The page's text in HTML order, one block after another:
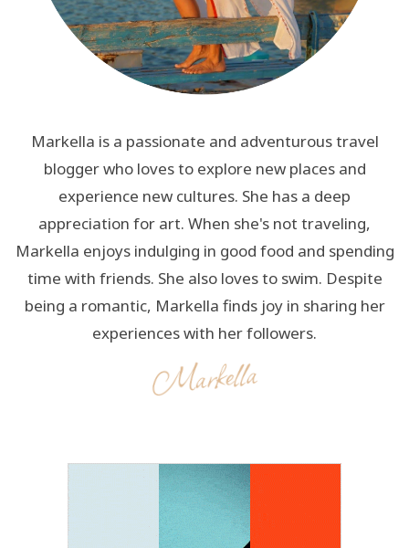
Markella is a passionate and adventurous travel
blogger who loves to explore new places and
experience new cultures. She has a deep
appreciation for art. When she's not traveling,
Markella enjoys indulging in good food and spending
time with friends. She also loves to swim. Despite
being a romantic, Markella finds joy in sharing her
experiences with her followers.